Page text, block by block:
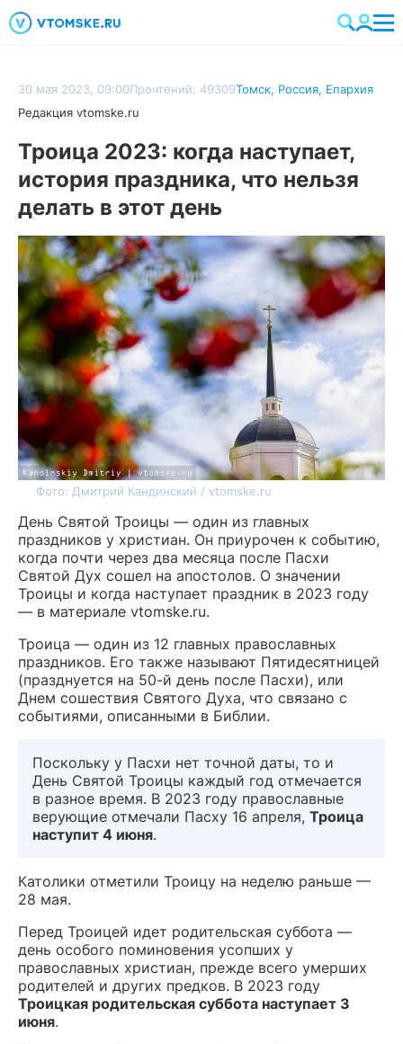
30 мая 2023, 09:00Прочтений: 49309Томск, Россия, Епархия
Редакция vtomske.ru
Троица 2023: когда наступает,
история праздника, что нельзя
делать в этот день
Фото: Дмитрий Кандинский / vtomske.ru
День Святой Троицы — один из главных
праздников у христиан. Он приурочен к событию,
когда почти через два месяца после Пасхи
Святой Дух сошел на апостолов. О значении
Троицы и когда наступает праздник в 2023 году
— в материале vtomske.ru.
Троица — один из 12 главных православных
праздников. Его также называют Пятидесятницей
(празднуется на 50-й день после Пасхи), или
Днем сошествия Святого Духа, что связано с
событиями, описанными в Библии.
Поскольку у Пасхи нет точной даты, то и
День Святой Троицы каждый год отмечается
в разное время. В 2023 году православные
верующие отмечали Пасху 16 апреля, Троица
наступит 4 июня.
Католики отметили Троицу на неделю раньше —
28 мая.
Перед Троицей идет родительская суббота —
день особого поминовения усопших у
православных христиан, прежде всего умерших
родителей и других предков. В 2023 году
Троицкая родительская суббота наступает 3
июня.